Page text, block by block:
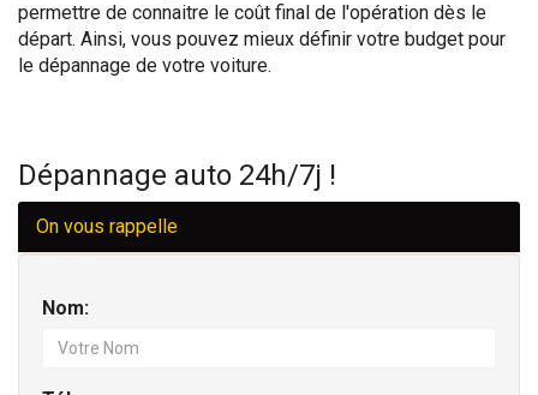
permettre de connaitre le coût final de l'opération dès le
départ. Ainsi, vous pouvez mieux définir votre budget pour
le dépannage de votre voiture.
Dépannage auto 24h/7j !
On vous rappelle
Nom: